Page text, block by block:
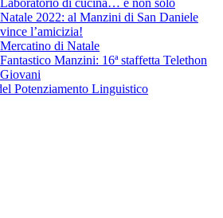
Laboratorio di cucina… e non solo
Natale 2022: al Manzini di San Daniele
vince l’amicizia!
Mercatino di Natale
Fantastico Manzini: 16ª staffetta Telethon
Giovani
Potenziamento Linguistico